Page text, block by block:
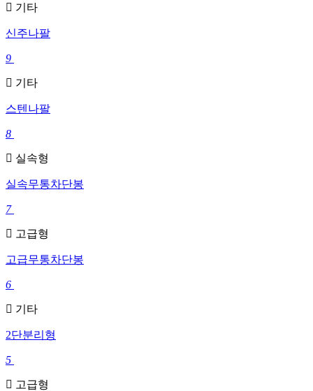
기타
신주나팔
9
기타
스텐나팔
8
실속형
실속무통차단봉
7
고급형
고급무통차단봉
6
기타
2단분리형
5
고급형